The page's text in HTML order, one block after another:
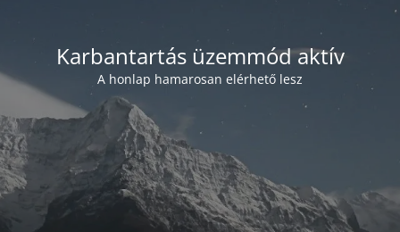
Karbantartás üzemmód aktív
A honlap hamarosan elérhető lesz